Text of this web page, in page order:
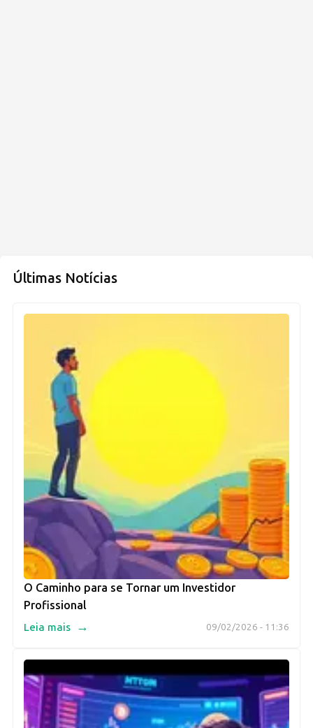
Últimas Notícias
O Caminho para se Tornar um Investidor
Profissional
09/02/2026 - 11:36
Leia mais →